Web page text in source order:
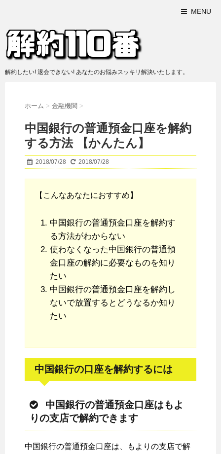
MENU
解約したい! 退会できない! あなたのお悩みスッキリ解決いたします。
ホーム > 金融機関 >
中国銀行の普通預金口座を解約
する方法 【かんたん】
2018/07/28 2018/07/28
【こんなあなたにおすすめ】
中国銀行の普通預金口座を解約す
る方法がわからない
使わなくなった中国銀行の普通預
金口座の解約に必要なものを知り
たい
中国銀行の普通預金口座を解約し
ないで放置するとどうなるか知り
たい
中国銀行の口座を解約するには
中国銀行の普通預金口座はもよ
りの支店で解約できます
中国銀行の普通預金口座は、もよりの支店で解